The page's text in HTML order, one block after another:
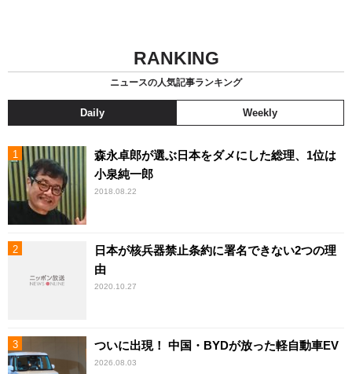
RANKING
ニュースの人気記事ランキング
Daily Weekly
森永卓郎が選ぶ日本をダメにした総理、1位は
小泉純一郎
2018.08.22
日本が核兵器禁止条約に署名できない2つの理
由
2020.10.27
ついに出現！ 中国・BYDが放った軽自動車EV
2026.08.03